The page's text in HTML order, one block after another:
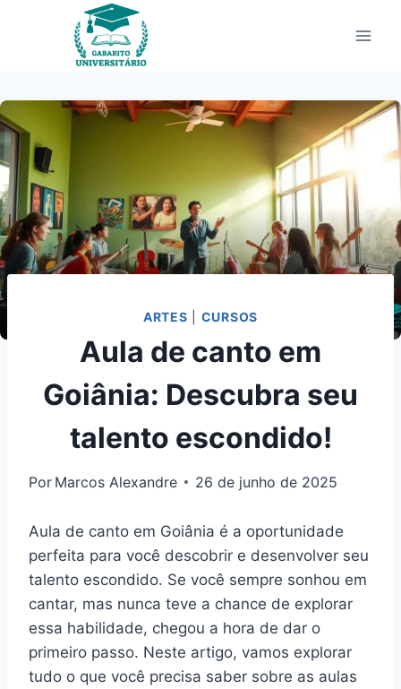
ARTES CURSOS
Aula de canto em
Goiânia: Descubra seu
talento escondido!
Por Marcos Alexandre 26 de junho de 2025
Aula de canto em Goiânia é a oportunidade
perfeita para você descobrir e desenvolver seu
talento escondido. Se você sempre sonhou em
cantar, mas nunca teve a chance de explorar
essa habilidade, chegou a hora de dar o
primeiro passo. Neste artigo, vamos explorar
tudo o que você precisa saber sobre as aulas